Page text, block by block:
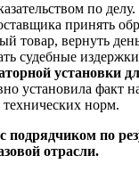
по
принять
товар, вернуть
судебные
установки
установила факт
технических норм.
подрядчиком по
отрасли.